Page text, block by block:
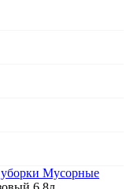
Мусорные